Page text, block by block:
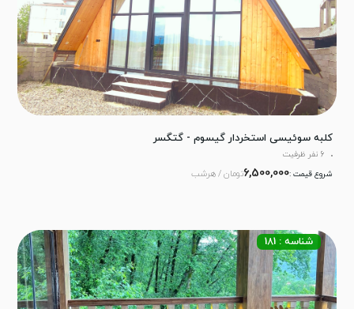
کلبه سوئیسی استخردار گیسوم - گتگسر
6 نفر ظرفیت
شروع قیمت :6,500,000تومان / هرشب
شناسه : 181